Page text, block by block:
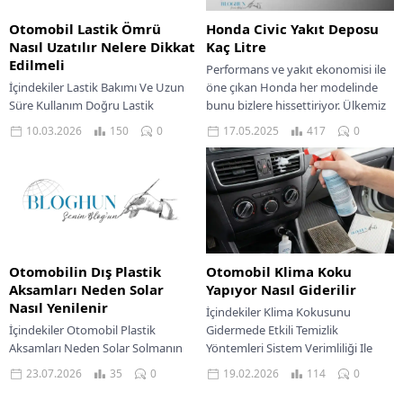
Otomobil Lastik Ömrü
Nasıl Uzatılır Nelere Dikkat
Edilmeli
İçindekiler Lastik Bakımı Ve Uzun
Süre Kullanım Doğru Lastik
Basıncının Önemi Lastik Rotasyonu
Ve Dengeleme Sürüş
Etkisi...
10.03.2026 150 0
Honda Civic Yakıt Deposu
Kaç Litre
Performans ve yakıt ekonomisi ile
öne çıkan Honda her modelinde
bunu bizlere hissettiriyor. Ülkemiz
de çokça sevilen Civic modelde
işte...
17.05.2025 417 0
Otomobilin Dış Plastik
Aksamları Neden Solar
Nasıl Yenilenir
İçindekiler Otomobil Plastik
Aksamları Neden Solar Solmanın
Bilimsel Temelleri Yenileme Öncesi
Hazırlık Süreci Restorasyon
23.07.2026 35 0
Otomobil Klima Koku
Yapıyor Nasıl Giderilir
İçindekiler Klima Kokusunu
Gidermede Etkili Temizlik
Yöntemleri Sistem Verimliliği Ile
Optimum Performans Kazanımı
Uzun Vadeli Çözümlerde Fiyat
19.02.2026 114 0